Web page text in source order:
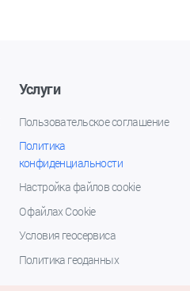
Услуги
Пользовательское соглашение
Политика
конфиденциальности
Настройка файлов cookie
О файлах Cookie
Условия геосервиса
Политика геоданных